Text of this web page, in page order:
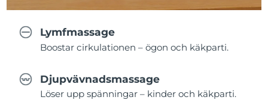
Lymfmassage
Boostar cirkulationen – ögon och käkparti.
Djupvävnadsmassage
Löser upp spänningar – kinder och käkparti.